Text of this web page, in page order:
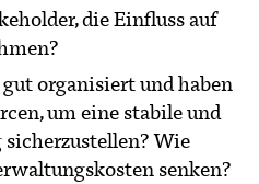
die Einfluss auf
organisiert und haben
um eine stabile und
Wie
senken?